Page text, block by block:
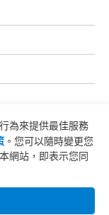
107號
為來提供最佳服務
。您可以隨時變更您
網站，即表示您同